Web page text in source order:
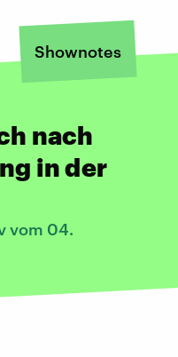
Shownotes
nach
in der
vom 04.